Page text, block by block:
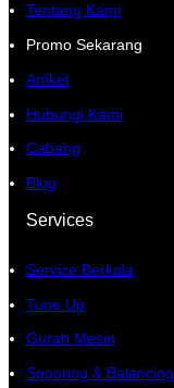
Tentang Kami
Promo Sekarang
Artikel
Hubungi Kami
Cabang
Blog
Services
Service Berkala
Tune Up
Gurah Mesin
Spooring & Balancing